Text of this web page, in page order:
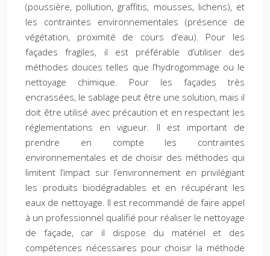
(poussière, pollution, graffitis, mousses, lichens), et
les contraintes environnementales (présence de
végétation, proximité de cours d’eau). Pour les
façades fragiles, il est préférable d’utiliser des
méthodes douces telles que l’hydrogommage ou le
nettoyage chimique. Pour les façades très
encrassées, le sablage peut être une solution, mais il
doit être utilisé avec précaution et en respectant les
réglementations en vigueur. Il est important de
prendre en compte les contraintes
environnementales et de choisir des méthodes qui
limitent l’impact sur l’environnement en privilégiant
les produits biodégradables et en récupérant les
eaux de nettoyage. Il est recommandé de faire appel
à un professionnel qualifié pour réaliser le nettoyage
de façade, car il dispose du matériel et des
compétences nécessaires pour choisir la méthode